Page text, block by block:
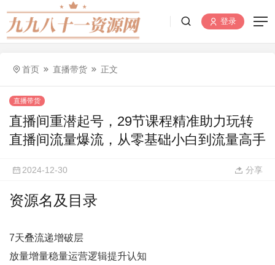
登录
首页 直播带货 正文
直播带货
直播间重潜起号，29节课程精准助力玩转
直播间流量爆流，从零基础小白到流量高手
2024-12-30 分享
资源名及目录
7天叠流递增破层
放量增量稳量运营逻辑提升认知